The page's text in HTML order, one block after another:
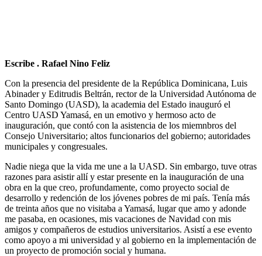
Escribe . Rafael Nino Feliz
Con la presencia del presidente de la República Dominicana, Luis
Abinader y Editrudis Beltrán, rector de la Universidad Autónoma de
Santo Domingo (UASD), la academia del Estado inauguró el
Centro UASD Yamasá, en un emotivo y hermoso acto de
inauguración, que contó con la asistencia de los miemnbros del
Consejo Universitario; altos funcionarios del gobierno; autoridades
municipales y congresuales.
Nadie niega que la vida me une a la UASD. Sin embargo, tuve otras
razones para asistir allí y estar presente en la inauguración de una
obra en la que creo, profundamente, como proyecto social de
desarrollo y redención de los jóvenes pobres de mi país. Tenía más
de treinta años que no visitaba a Yamasá, lugar que amo y adonde
me pasaba, en ocasiones, mis vacaciones de Navidad con mis
amigos y compañeros de estudios universitarios. Asistí a ese evento
como apoyo a mi universidad y al gobierno en la implementación de
un proyecto de promoción social y humana.